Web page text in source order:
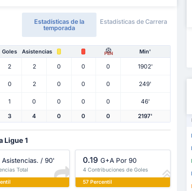
Estadísticas de la
temporada
Estadísticas de Carrera
Goles Asistencias PEN Min'
2 2 0 0 0 1902'
0 2 0 0 0 249'
1 0 0 0 0 46'
3 4 0 0 0 2197'
Ligue 1
Asistencias. / 90'
Total
0.19 G+A Por 90
4 Contribuciones de Goles
57 Percentil